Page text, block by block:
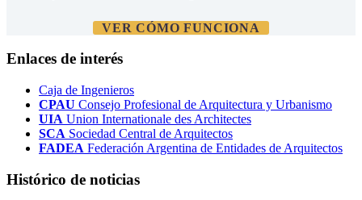
VER CÓMO FUNCIONA
Enlaces de interés
Caja de Ingenieros
CPAU Consejo Profesional de Arquitectura y Urbanismo
UIA Union Internationale des Architectes
SCA Sociedad Central de Arquitectos
FADEA Federación Argentina de Entidades de Arquitectos
Histórico de noticias